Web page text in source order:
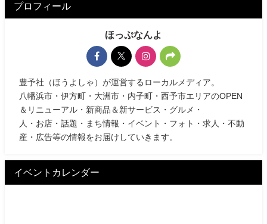
プロフィール
ほっぷなんよ
豊予社（ほうよしゃ）が運営するローカルメディア。
八幡浜市・伊方町・大洲市・内子町・西予市エリアのOPEN
＆リニューアル・新商品＆新サービス・グルメ・
人・お店・話題・まち情報・イベント・フォト・求人・不動
産・広告等の情報をお届けしていきます。
イベントカレンダー